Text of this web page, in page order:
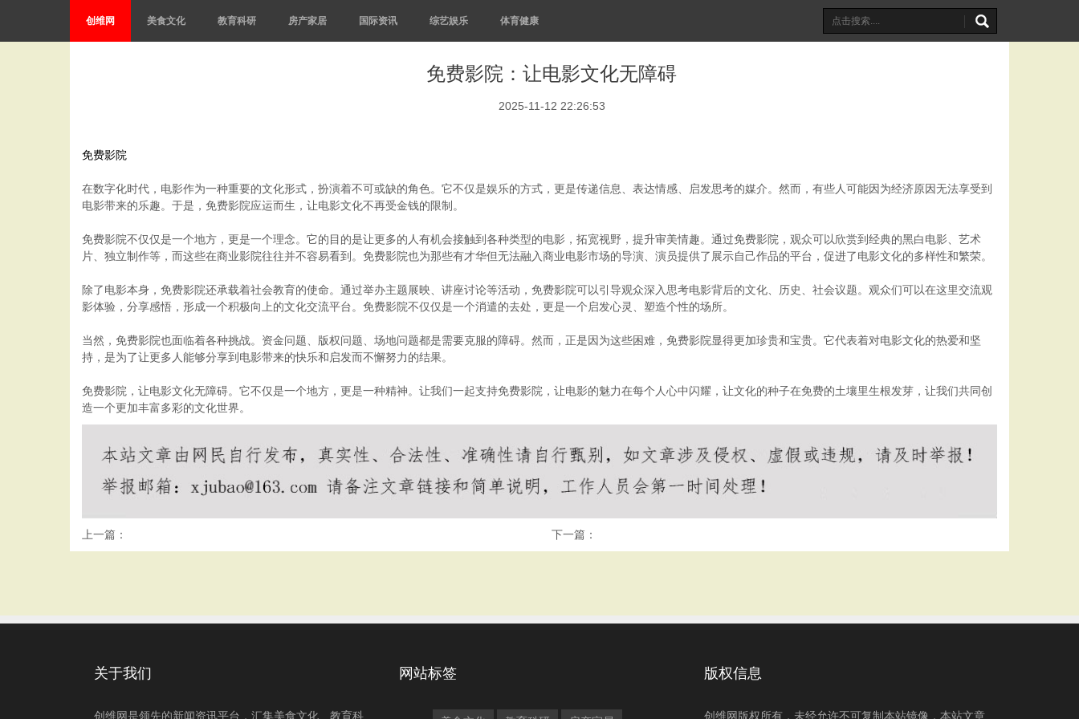
创维网 美食文化 教育科研 房产家居 国际资讯 综艺娱乐 体育健康
免费影院：让电影文化无障碍
2025-11-12 22:26:53
免费影院
在数字化时代，电影作为一种重要的文化形式，扮演着不可或缺的角色。它不仅是娱乐的方式，更是传递信息、表达情感、启发思考的媒介。然而，有些人可能因为经济原因无法享受到
电影带来的乐趣。于是，免费影院应运而生，让电影文化不再受金钱的限制。
免费影院不仅仅是一个地方，更是一个理念。它的目的是让更多的人有机会接触到各种类型的电影，拓宽视野，提升审美情趣。通过免费影院，观众可以欣赏到经典的黑白电影、艺术
片、独立制作等，而这些在商业影院往往并不容易看到。免费影院也为那些有才华但无法融入商业电影市场的导演、演员提供了展示自己作品的平台，促进了电影文化的多样性和繁荣。
除了电影本身，免费影院还承载着社会教育的使命。通过举办主题展映、讲座讨论等活动，免费影院可以引导观众深入思考电影背后的文化、历史、社会议题。观众们可以在这里交流观
影体验，分享感悟，形成一个积极向上的文化交流平台。免费影院不仅仅是一个消遣的去处，更是一个启发心灵、塑造个性的场所。
当然，免费影院也面临着各种挑战。资金问题、版权问题、场地问题都是需要克服的障碍。然而，正是因为这些困难，免费影院显得更加珍贵和宝贵。它代表着对电影文化的热爱和坚
持，是为了让更多人能够分享到电影带来的快乐和启发而不懈努力的结果。
免费影院，让电影文化无障碍。它不仅是一个地方，更是一种精神。让我们一起支持免费影院，让电影的魅力在每个人心中闪耀，让文化的种子在免费的土壤里生根发芽，让我们共同创
造一个更加丰富多彩的文化世界。
上一篇： 下一篇：
关于我们
创维网是领先的新闻资讯平台，汇集美食文化、教育科
网站标签 版权信息
创维网版权所有，未经允许不可复制本站镜像，本站文章